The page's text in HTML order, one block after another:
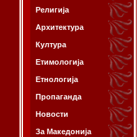
Религија
Архитектура
Култура
Етимологија
Етнологија
Пропаганда
Новости
За Македонија